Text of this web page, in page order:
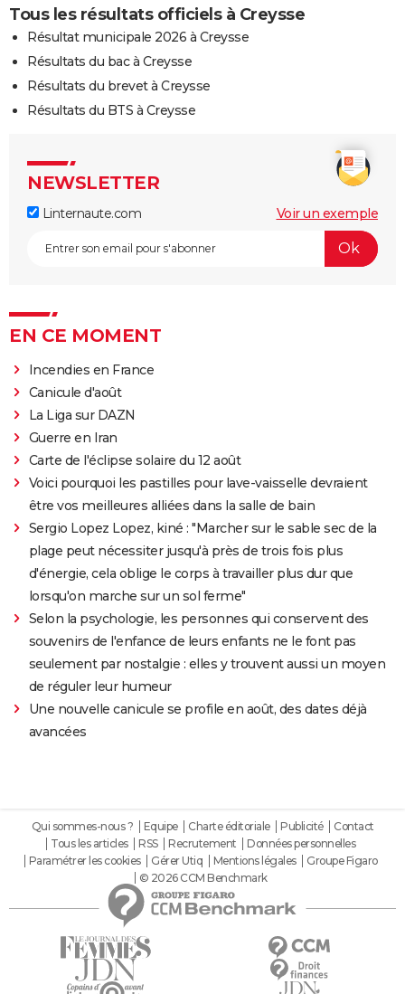
Tous les résultats officiels à Creysse
Résultat municipale 2026 à Creysse
Résultats du bac à Creysse
Résultats du brevet à Creysse
Résultats du BTS à Creysse
NEWSLETTER
Linternaute.com Voir un exemple
EN CE MOMENT
Incendies en France
Canicule d'août
La Liga sur DAZN
Guerre en Iran
Carte de l'éclipse solaire du 12 août
Voici pourquoi les pastilles pour lave-vaisselle devraient
être vos meilleures alliées dans la salle de bain
Sergio Lopez Lopez, kiné : "Marcher sur le sable sec de la
plage peut nécessiter jusqu'à près de trois fois plus
d'énergie, cela oblige le corps à travailler plus dur que
lorsqu'on marche sur un sol ferme"
Selon la psychologie, les personnes qui conservent des
souvenirs de l'enfance de leurs enfants ne le font pas
seulement par nostalgie : elles y trouvent aussi un moyen
de réguler leur humeur
Une nouvelle canicule se profile en août, des dates déjà
avancées
Qui sommes-nous ? Equipe Charte éditoriale Publicité
Contact
Tous les articles
RSS Recrutement
Données personnelles
Paramétrer les cookies
Gérer Utiq Mentions légales
Groupe Figaro
© 2026 CCM Benchmark